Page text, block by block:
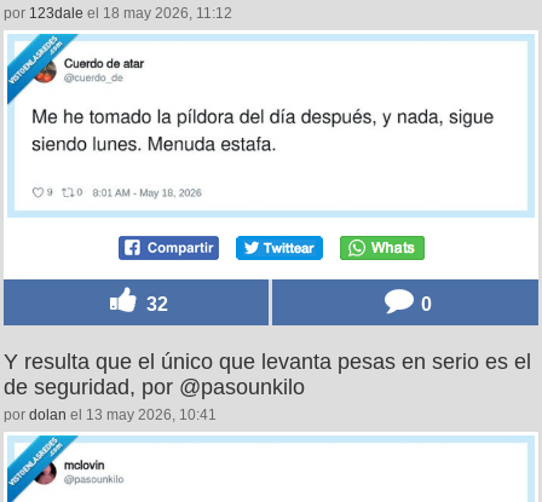
por 123dale el 18 may 2026, 11:12
32 0
Y resulta que el único que levanta pesas en serio es el
de seguridad, por @pasounkilo
por dolan el 13 may 2026, 10:41